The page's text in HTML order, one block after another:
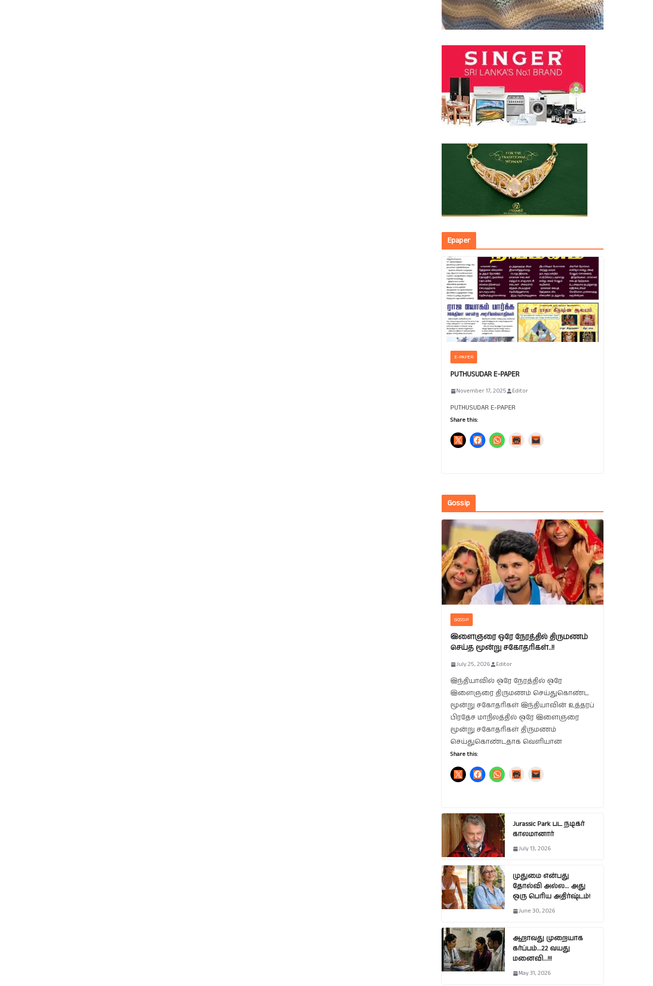
Epaper
E-PAPER
PUTHUSUDAR E-PAPER
November 17, 2025 Editor
PUTHUSUDAR E-PAPER
Share this:
Gossip
GOSSIP
இளைஞரை ஒரே நேரத்தில் திருமணம்
செய்த மூன்று சகோதரிகள்..!!
July 25, 2026 Editor
இந்தியாவில் ஒரே நேரத்தில் ஒரே
இளைஞரை திருமணம் செய்துகொண்ட
மூன்று சகோதரிகள் இந்தியாவின் உத்தரப்
பிரதேச மாநிலத்தில் ஒரே இளைஞரை
மூன்று சகோதரிகள் திருமணம்
செய்துகொண்டதாக வெளியான
Share this:
Jurassic Park பட நடிகர்
காலமானார்
July 13, 2026
முதுமை என்பது
தோல்வி அல்ல… அது
ஒரு பெரிய அதிர்ஷ்டம்!
June 30, 2026
ஆறாவது முறையாக
கர்ப்பம்…22 வயது
மனைவி…!!!
May 31, 2026